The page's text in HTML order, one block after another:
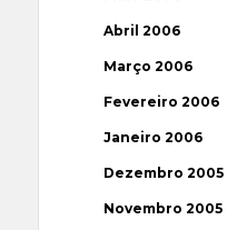
Abril 2006
Março 2006
Fevereiro 2006
Janeiro 2006
Dezembro 2005
Novembro 2005